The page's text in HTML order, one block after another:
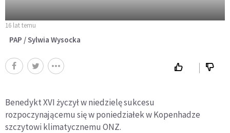
16 lat temu
PAP / Sylwia Wysocka
Benedykt XVI życzył w niedzielę sukcesu
rozpoczynającemu się w poniedziałek w Kopenhadze
szczytowi klimatycznemu ONZ.